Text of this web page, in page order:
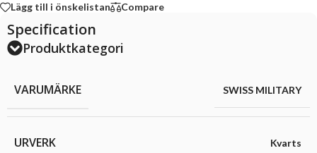
Lägg till i önskelistan Compare
Specification
Produktkategori
VARUMÄRKE SWISS MILITARY
URVERK Kvarts